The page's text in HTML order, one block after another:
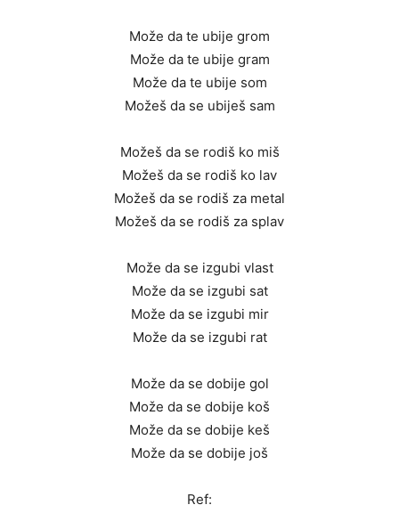
Može da te ubije grom
Može da te ubije gram
Može da te ubije som
Možeš da se ubiješ sam
Možeš da se rodiš ko miš
Možeš da se rodiš ko lav
Možeš da se rodiš za metal
Možeš da se rodiš za splav
Može da se izgubi vlast
Može da se izgubi sat
Može da se izgubi mir
Može da se izgubi rat
Može da se dobije gol
Može da se dobije koš
Može da se dobije keš
Može da se dobije još
Ref: